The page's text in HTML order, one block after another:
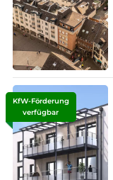
KfW-Förderung
verfügbar